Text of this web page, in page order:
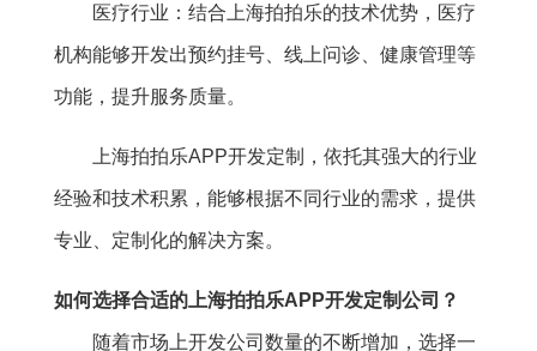
医疗行业：结合上海拍拍乐的技术优势，医疗
机构能够开发出预约挂号、线上问诊、健康管理等
功能，提升服务质量。
上海拍拍乐APP开发定制，依托其强大的行业
经验和技术积累，能够根据不同行业的需求，提供
专业、定制化的解决方案。
如何选择合适的上海拍拍乐APP开发定制公司？
随着市场上开发公司数量的不断增加，选择一